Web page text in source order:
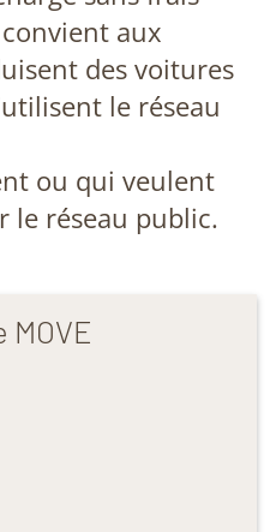
aux
des voitures
le réseau
ou qui veulent
le réseau public.